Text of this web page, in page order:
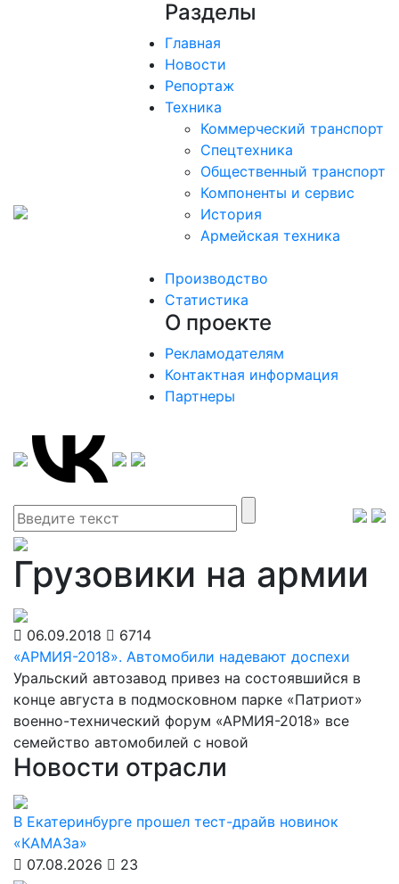
Разделы
Главная
Новости
Репортаж
Техника
Коммерческий транспорт
Спецтехника
Общественный транспорт
Компоненты и сервис
История
Армейская техника
Производство
Статистика
О проекте
Рекламодателям
Контактная информация
Партнеры
Грузовики на армии
06.09.2018
6714
«АРМИЯ-2018». Автомобили надевают доспехи
Уральский автозавод привез на состоявшийся в
конце августа в подмосковном парке «Патриот»
военно-технический форум «АРМИЯ-2018» все
семейство автомобилей с новой
Новости отрасли
В Екатеринбурге прошел тест-драйв новинок
«КАМАЗа»
07.08.2026
23